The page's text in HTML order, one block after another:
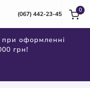
(067) 442-23-45
оформленні
грн!
0